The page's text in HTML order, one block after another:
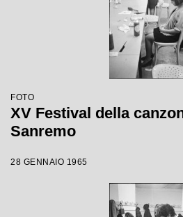
FOTO
XV Festival della
Sanremo
28 GENNAIO 1965